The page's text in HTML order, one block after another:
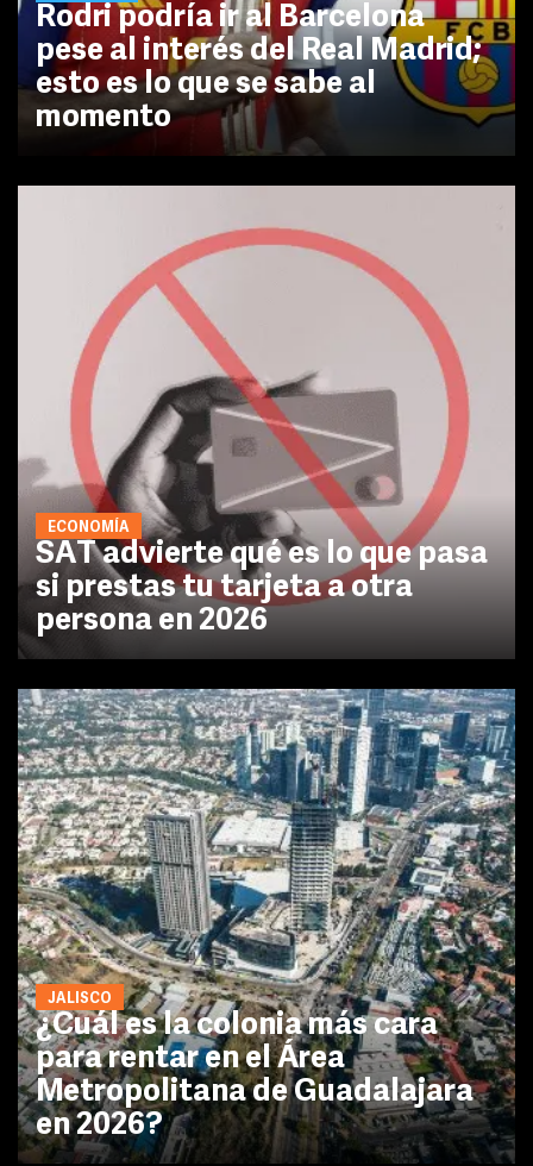
Rodri podría ir al Barcelona
pese al interés del Real Madrid;
esto es lo que se sabe al
momento
ECONOMÍA
SAT advierte qué es lo que pasa
si prestas tu tarjeta a otra
persona en 2026
JALISCO
¿Cuál es la colonia más cara
para rentar en el Área
Metropolitana de Guadalajara
en 2026?